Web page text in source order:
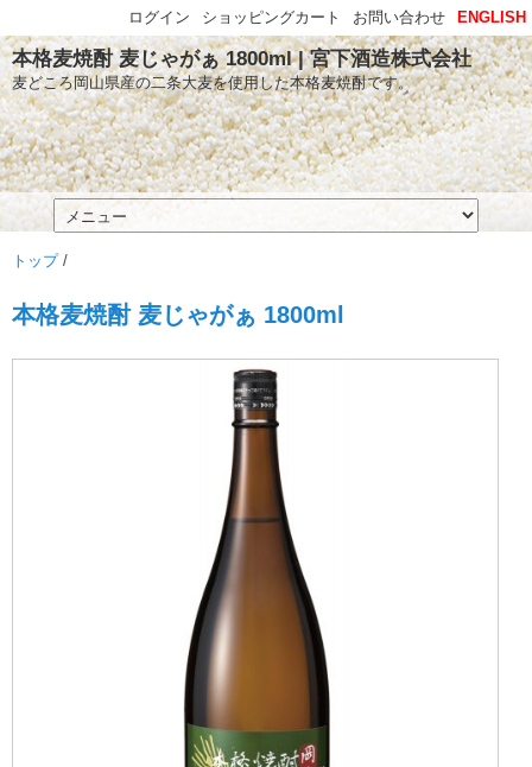
本格麦焼酎 麦じゃがぁ 1800ml | 宮下酒造株式会社
麦どころ岡山県産の二条大麦を使用した本格麦焼酎です。
トップ/
本格麦焼酎 麦じゃがぁ 1800ml
ENGLISH
お問い合わせ
ショッピングカート
ログイン